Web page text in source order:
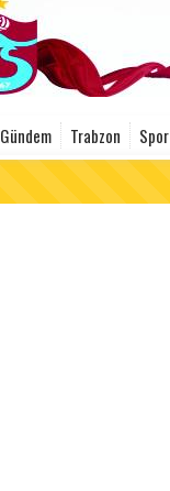
Gündem Trabzon Spor